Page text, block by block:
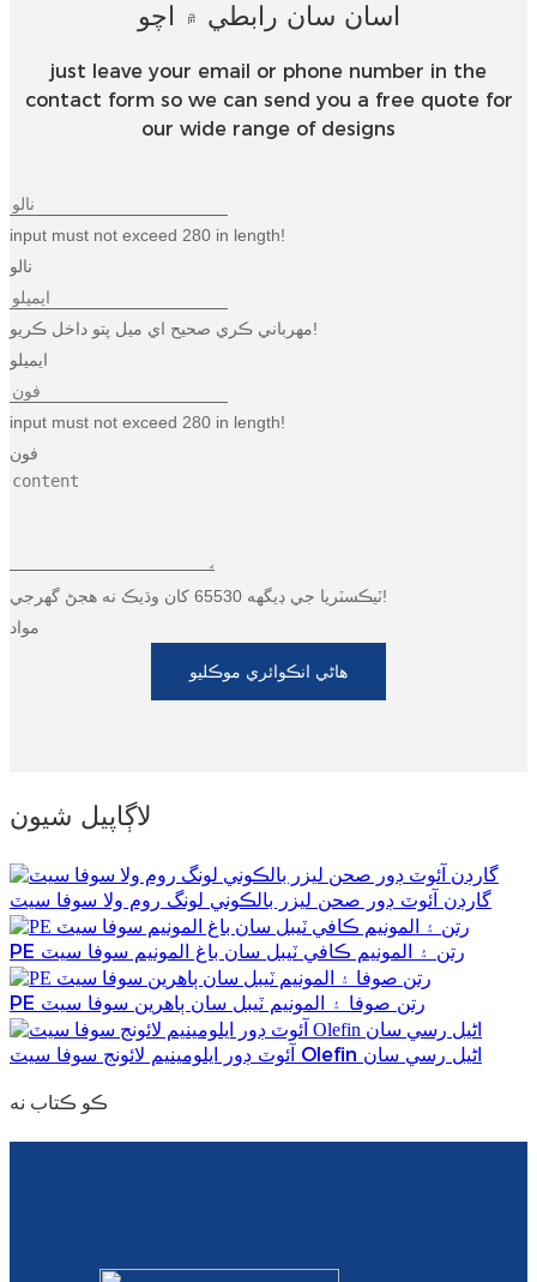
اسان سان رابطي ۾ اچو
just leave your email or phone number in the
contact form so we can send you a free quote for
our wide range of designs
input must not exceed 280 in length!
نالو
مهرباني ڪري صحيح اي ميل پتو داخل ڪريو!
ايميلو
input must not exceed 280 in length!
فون
ٽيڪسٽريا جي ڊيگهه 65530 کان وڌيڪ نه هجڻ گهرجي!
مواد
هاڻي انڪوائري موڪليو
لاڳاپيل شيون
گارڊن آئوٽ ڊور صحن ليزر بالڪوني لونگ روم ولا سوفا سيٽ
PE رتن ۽ المونيم ڪافي ٽيبل سان باغ المونيم سوفا سيٽ
PE رتن صوفا ۽ المونيم ٽيبل سان ٻاھرين سوفا سيٽ
آئوٽ ڊور ايلومينيم لائونج سوفا سيٽ Olefin اڻيل رسي سان
ڪو ڪتاب نه